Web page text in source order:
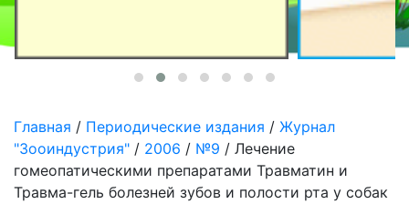
Главная / Периодические издания / Журнал
"Зооиндустрия" / 2006 / №9 / Лечение
гомеопатическими препаратами Травматин и
Травма-гель болезней зубов и полости рта у собак